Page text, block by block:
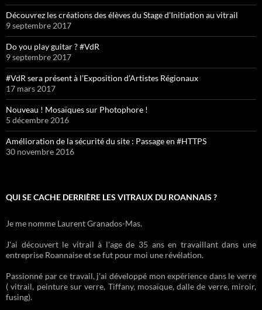
Découvrez les créations des élèves du Stage d’Initiation au vitrail
9 septembre 2017
Do you play guitar ? #VdR
9 septembre 2017
#VdR sera présent à l’Exposition d’Artistes Régionaux
17 mars 2017
Nouveau ! Mosaïques sur Photophore !
5 décembre 2016
Amélioration de la sécurité du site : Passage en #HTTPS
30 novembre 2016
QUI SE CACHE DERRIÈRE LES VITRAUX DU ROANNAIS ?
Je me nomme Laurent Granados-Mas.
J'ai découvert le vitrail à l'age de 35 ans en travaillant dans une
entreprise Roannaise et se fut pour moi une révélation.
Passionné par ce travail, j'ai développé mon expérience dans le verre
( vitrail, peinture sur verre, Tiffany, mosaïque, dalle de verre, miroir,
fusing).